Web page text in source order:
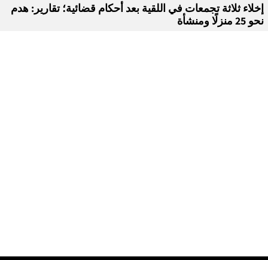
إخلاء ثلاثة تجمعات في اللقية بعد أحكام قضائية؛ تقارير: هدم
نحو 25 منزلًا ومنشأة